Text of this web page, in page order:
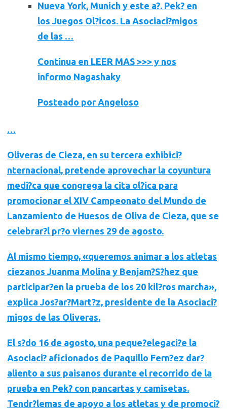
Nueva York, Munich y este a?. Pek? en
los Juegos Ol?icos. La Asociaci?migos
de las …
Continua en LEER MAS >>> y nos
informo Nagashaky
Posteado por Angeloso
…
Oliveras de Cieza, en su tercera exhibici?
nternacional, pretende aprovechar la coyuntura
medi?ca que congrega la cita ol?ica para
promocionar el XIV Campeonato del Mundo de
Lanzamiento de Huesos de Oliva de Cieza, que se
celebrar?l pr?o viernes 29 de agosto.
Al mismo tiempo, «queremos animar a los atletas
ciezanos Juanma Molina y Benjam?S?hez que
participar?en la prueba de los 20 kil?ros marcha»,
explica Jos?ar?Mart?z, presidente de la Asociaci?
migos de las Oliveras.
El s?do 16 de agosto, una peque?elegaci?e la
Asociaci? aficionados de Paquillo Fern?ez dar?
aliento a sus paisanos durante el recorrido de la
prueba en Pek? con pancartas y camisetas.
Tendr?lemas de apoyo a los atletas y de promoci?